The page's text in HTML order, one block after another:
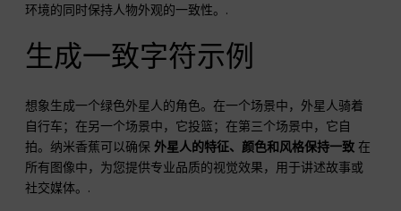
环境的同时保持人物外观的一致性。.
生成一致字符示例
想象生成一个绿色外星人的角色。在一个场景中，外星人骑着
自行车；在另一个场景中，它投篮；在第三个场景中，它自
拍。纳米香蕉可以确保 外星人的特征、颜色和风格保持一致 在
所有图像中，为您提供专业品质的视觉效果，用于讲述故事或
社交媒体。.